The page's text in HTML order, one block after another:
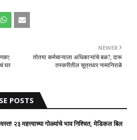
NEWER
तोतया कर्मचाऱ्याला अधिकाऱ्यांचे बळ?, दारू
तस्करीतील सूत्रधार नामानिराळे
घर
POSTS
२३ महत्त्वाच्या गोळ्यांचे भाव निश्चित, मेडिकल बिल